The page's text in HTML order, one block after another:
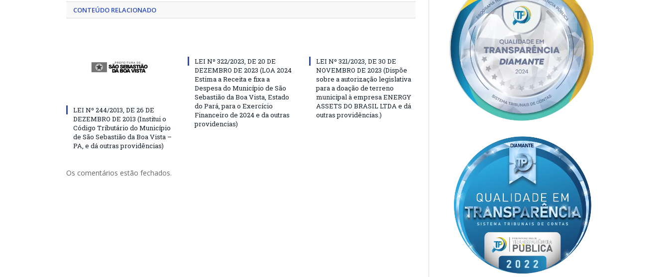
CONTEÚDO RELACIONADO
LEI Nº 244/2013, DE 26 DE
DEZEMBRO DE 2013 (Institui o
Código Tributário do Município
de São Sebastião da Boa Vista –
PA, e dá outras providências)
LEI Nº 322/2023, DE 20 DE
DEZEMBRO DE 2023 (LOA 2024
Estima a Receita e fixa a
Despesa do Município de São
Sebastião da Boa Vista, Estado
do Pará, para o Exercício
Financeiro de 2024 e da outras
providencias)
LEI Nº 321/2023, DE 30 DE
NOVEMBRO DE 2023 (Dispõe
sobre a autorização legislativa
para a doação de terreno
municipal à empresa ENERGY
ASSETS DO BRASIL LTDA e dá
outras providências.)
Os comentários estão fechados.